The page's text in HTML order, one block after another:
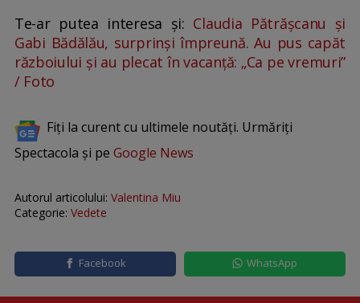
Te-ar putea interesa și: Claudia Pătrășcanu și
Gabi Bădălău, surprinși împreună. Au pus capăt
războiului și au plecat în vacanță: „Ca pe vremuri”
/ Foto
Fiți la curent cu ultimele noutăți. Urmăriți
Spectacola și pe Google News
Autorul articolului: Valentina Miu
Categorie: Vedete
Facebook WhatsApp